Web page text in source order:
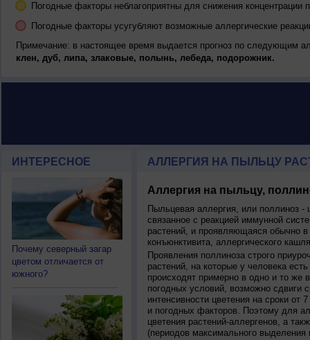
Погодные факторы неблагоприятны для снижения концентрации
Погодные факторы усугубляют возможные аллергические
Примечание: в настоящее время выдается прогноз по следующим
клен, дуб, липа, злаковые, полынь, лебеда, подорожник.
ИНТЕРЕСНОЕ
Почему северный загар
цветом отличается от
южного?
АЛЛЕРГИЯ НА ПЫЛЬЦУ
Аллергия на пыльцу,
Пыльцевая аллергия, или поллиноз -
связанное с реакцией иммунной
растений, и проявляющаяся обычно
конъюнктивита, аллергического
Проявления поллиноза строго
растений, на которые у человека
происходят примерно в одно и то же
погодных условий, возможно сдвиги
интенсивности цветения на сроки от
и погодных факторов. Поэтому для
цветения растений-аллергенов, а
(периодов максимального